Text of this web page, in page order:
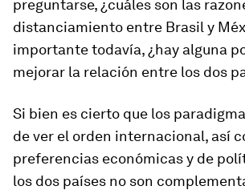
preguntarse, ¿cuáles son las
distanciamiento entre Brasil y
importante todavía, ¿hay alguna
mejorar la relación entre los dos
Si bien es cierto que los
de ver el orden internacional, así
preferencias económicas y de
los dos países no son